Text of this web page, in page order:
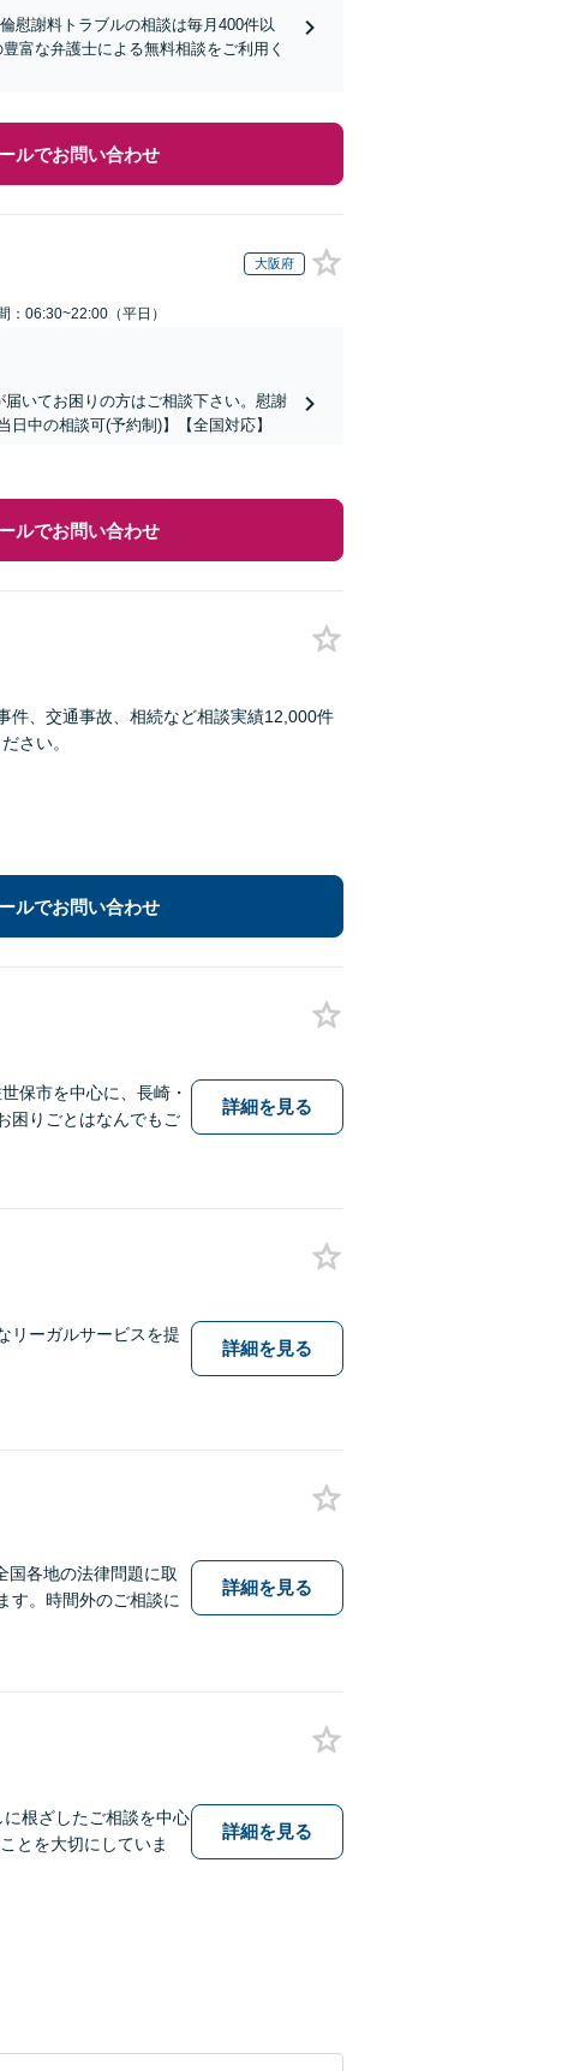
慰謝料トラブルの相談は毎月400件以
富な弁護士による無料相談をご利用く
ルでお問い合わせ
大阪府
：06:30~22:00（平日）
いてお困りの方はご相談下さい。慰謝
中の相談可(予約制)】【全国対応】
ルでお問い合わせ
件、交通事故、相続など相談実績12,000件
さい。
ルでお問い合わせ
保市を中心に、長崎・
困りごとはなんでもご
詳細を見る
リーガルサービスを提
詳細を見る
国各地の法律問題に取
す。時間外のご相談に
詳細を見る
根ざしたご相談を中心
とを大切にしていま
詳細を見る